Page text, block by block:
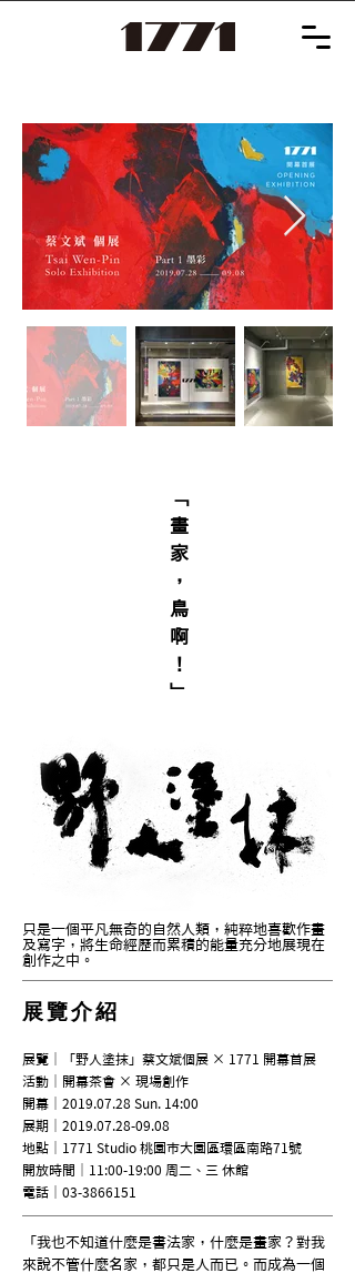
﹁
畫
家
，
鳥
啊
！
​﹂
只是一個平凡無奇的自然人類，純粹地喜歡作畫
及寫字，將生命經歷而累積的能量充分地展現在
創作之中。
展覽介紹
展覽｜「野人塗抹」蔡文斌個展 × 1771 開幕首展
活動｜開幕茶會 × 現場創作
開幕｜2019.07.28 Sun. 14:00
展期｜2019.07.28-09.08
地點｜1771 Studio 桃園市大園區環區南路71號
開放時間｜11:00-19:00 周二、三 休館
電話｜03-3866151
「我也不知道什麼是書法家，什麼是畫家？對我
來說不管什麼名家，都只是人而已。而成為一個